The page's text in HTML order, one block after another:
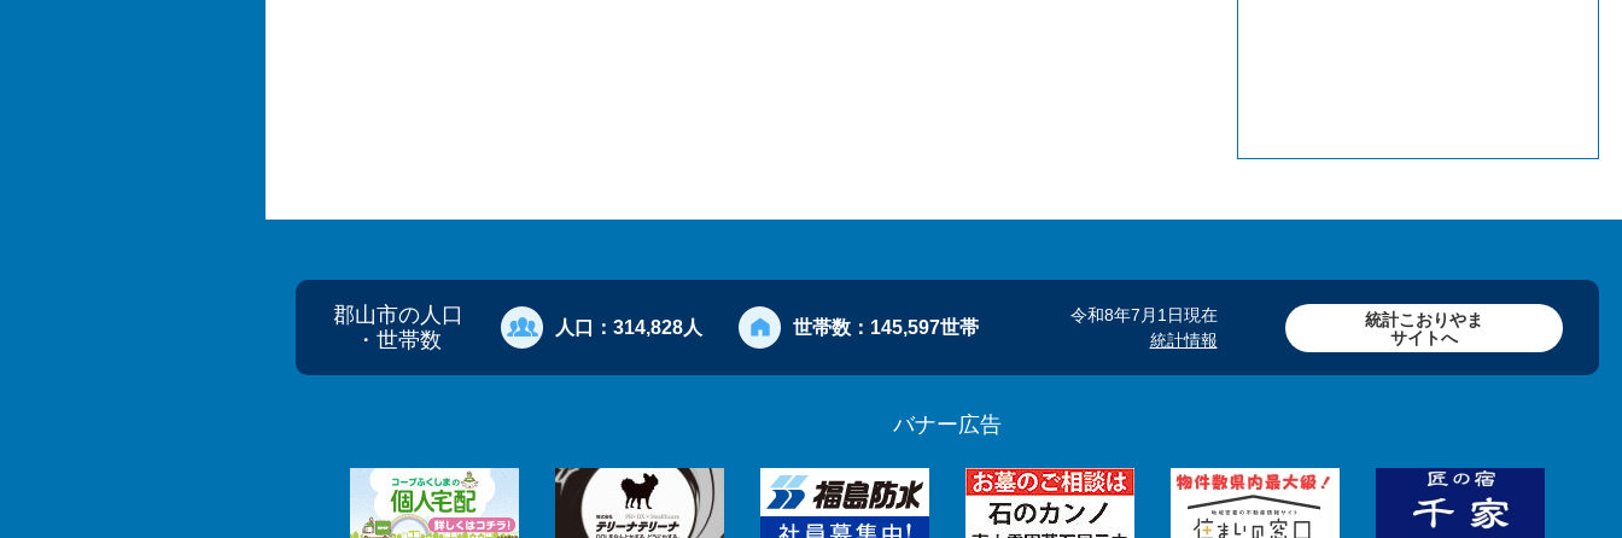
郡山市の人口
・世帯数
人口： 314,828人 世帯数： 145,597世帯
令和8年7月1日現在
統計情報
統計こおりやま
サイトへ
バナー広告